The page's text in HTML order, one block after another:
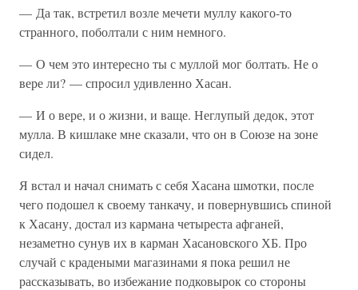
— Да так, встретил возле мечети муллу какого-то
странного, поболтали с ним немного.
— О чем это интересно ты с муллой мог болтать. Не о
вере ли? — спросил удивленно Хасан.
— И о вере, и о жизни, и ваще. Неглупый дедок, этот
мулла. В кишлаке мне сказали, что он в Союзе на зоне
сидел.
Я встал и начал снимать с себя Хасана шмотки, после
чего подошел к своему танкачу, и повернувшись спиной
к Хасану, достал из кармана четыреста афганей,
незаметно сунув их в карман Хасановского ХБ. Про
случай с крадеными магазинами я пока решил не
рассказывать, во избежание подковырок со стороны